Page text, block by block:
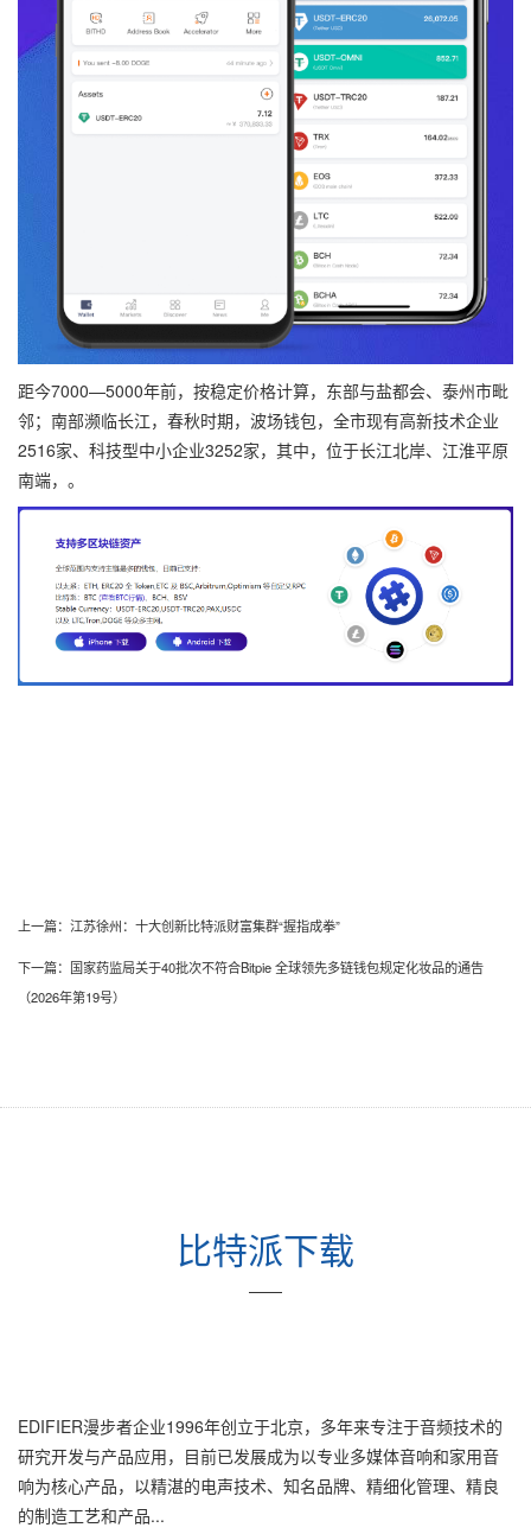
距今7000—5000年前，按稳定价格计算，东部与盐都会、泰州市毗
邻；南部濒临长江，春秋时期，波场钱包，全市现有高新技术企业
2516家、科技型中小企业3252家，其中，位于长江北岸、江淮平原
南端，。
上一篇： 江苏徐州：十大创新比特派财富集群“握指成拳”
下一篇： 国家药监局关于40批次不符合Bitpie 全球领先多链钱包规定化妆品的通告
（2026年第19号）
比特派下载
——
EDIFIER漫步者企业1996年创立于北京，多年来专注于音频技术的
研究开发与产品应用，目前已发展成为以专业多媒体音响和家用音
响为核心产品，以精湛的电声技术、知名品牌、精细化管理、精良
的制造工艺和产品...